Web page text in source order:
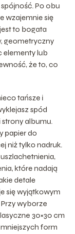
Po obu
wzajemnie się
to bogata
geometryczny
elementy lub
że to, co
tańsze i
spód
strony albumu.
papier do
niż tylko nadruk.
które nadają
detale
się wyjątkowym
wyborze
30×30 cm
form